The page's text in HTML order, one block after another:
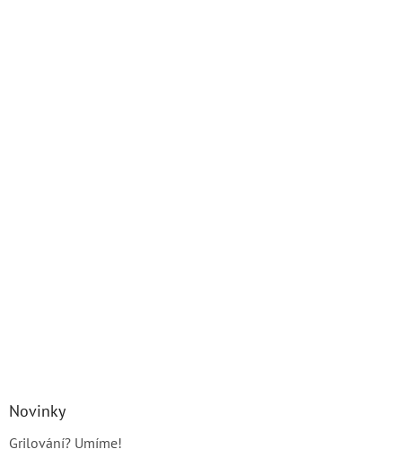
Novinky
Grilování? Umíme!